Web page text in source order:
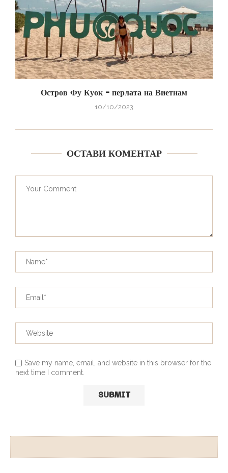
Остров Фу Куок – перлата на Виетнам
10/10/2023
ОСТАВИ КОМЕНТАР
Save my name, email, and website in this browser for the
next time I comment.